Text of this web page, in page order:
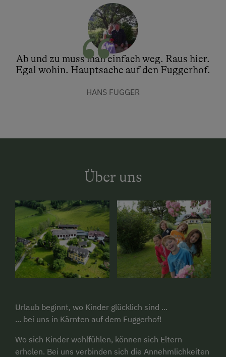
Ab und zu muss man einfach weg. Raus hier.
Egal wohin. Hauptsache auf den Fuggerhof.
HANS FUGGER
Über uns
Urlaub beginnt, wo Kinder glücklich sind ...
... bei uns in Kärnten auf dem Fuggerhof!
Wo sich Kinder wohlfühlen, können sich Eltern
erholen. Bei uns verbinden sich die Annehmlichkeiten